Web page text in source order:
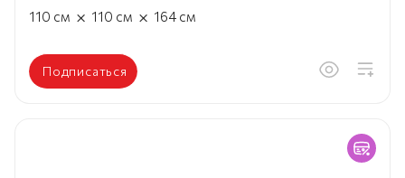
110 см × 110 см × 164 см
Подписаться